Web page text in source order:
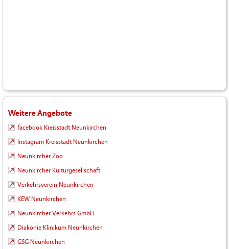
Weitere Angebote
facebook Kreisstadt Neunkirchen
Instagram Kreisstadt Neunkirchen
Neunkircher Zoo
Neunkircher Kulturgesellschaft
Verkehrsverein Neunkirchen
KEW Neunkirchen
Neunkircher Verkehrs GmbH
Diakonie Klinikum Neunkirchen
GSG Neunkirchen